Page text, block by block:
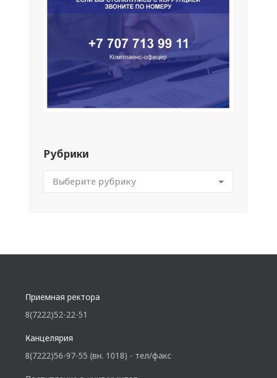
Рубрики
Приемная ректора
8(7222)52-22-51
Канцелярия
8(7222)56-97-55 (вн. 1018) - тел/факс